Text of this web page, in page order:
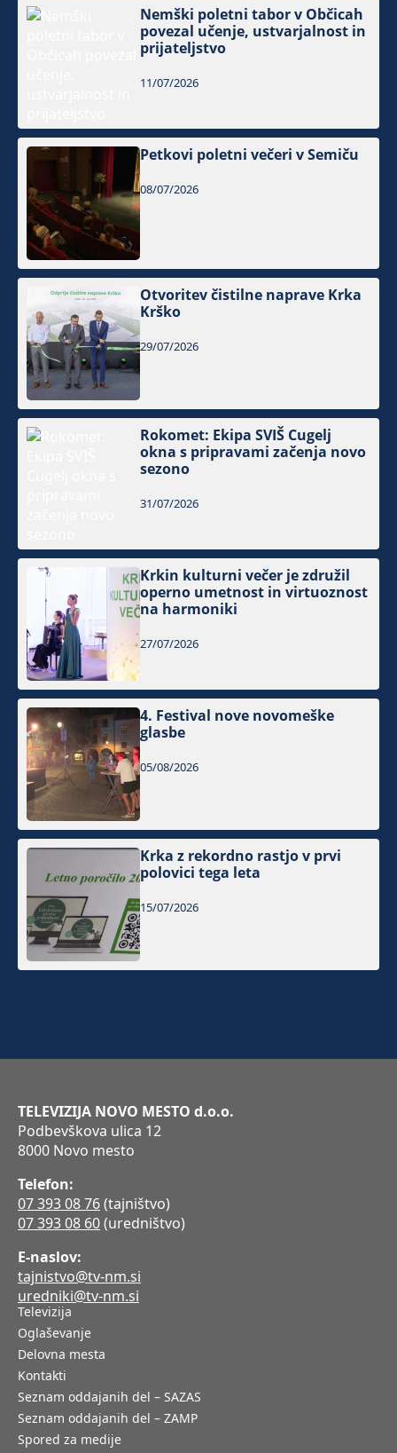
Nemški poletni tabor v Občicah
povezal učenje, ustvarjalnost in
prijateljstvo
11/07/2026
Petkovi poletni večeri v Semiču
08/07/2026
Otvoritev čistilne naprave Krka
Krško
29/07/2026
Rokomet: Ekipa SVIŠ Cugelj
okna s pripravami začenja novo
sezono
31/07/2026
Krkin kulturni večer je združil
operno umetnost in virtuoznost
na harmoniki
27/07/2026
4. Festival nove novomeške
glasbe
05/08/2026
Krka z rekordno rastjo v prvi
polovici tega leta
15/07/2026
TELEVIZIJA NOVO MESTO d.o.o.
Podbevškova ulica 12
8000 Novo mesto
Telefon:
07 393 08 76(tajništvo)
07 393 08 60(uredništvo)
E-naslov:
tajnistvo@tv-nm.si
uredniki@tv-nm.si
Televizija
Oglaševanje
Delovna mesta
Kontakti
Seznam oddajanih del – SAZAS
Seznam oddajanih del – ZAMP
Spored za medije